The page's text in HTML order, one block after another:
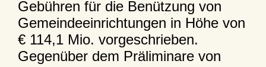
Gebühren für die Benützung von
Gemeindeeinrichtungen in Höhe von
€ 114,1 Mio. vorgeschrieben.
Gegenüber dem Präliminare von